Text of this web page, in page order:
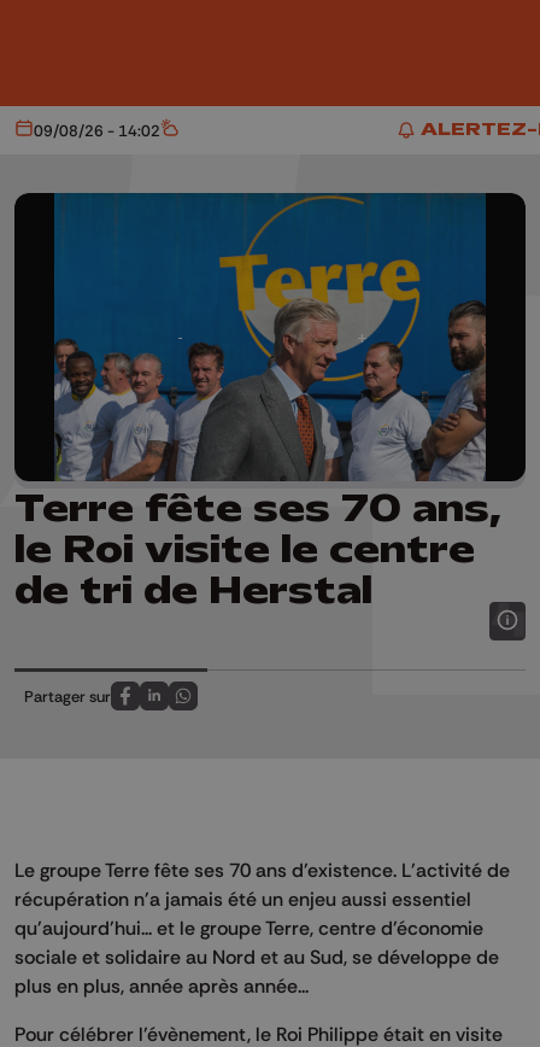
ALERTEZ-
ALERTEZ-
Aujourd'hui
09/08/26 - 14:02 Météo
Terre fête ses 70 ans,
le Roi visite le centre
de tri de Herstal
Partager sur
Partagez sur FaceBook
Partagez sur LinkedIn
Partagez sur Whatsapp
Le groupe Terre fête ses 70 ans d'existence. L'activité de
récupération n'a jamais été un enjeu aussi essentiel
qu'aujourd'hui... et le groupe Terre, centre d'économie
sociale et solidaire au Nord et au Sud, se développe de
plus en plus, année après année...
Pour célébrer l'évènement, le Roi Philippe était en visite